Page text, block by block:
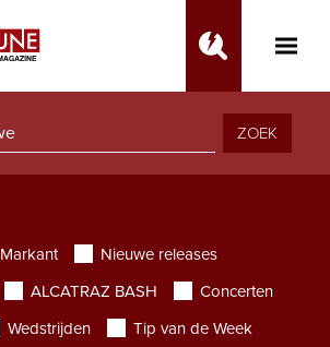
Toggle
ZOEK
Markant
Nieuwe releases
ALCATRAZ BASH
Concerten
Wedstrijden Tip van de Week